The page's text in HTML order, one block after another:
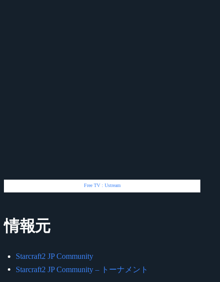
Free TV : Ustream
情報元
Starcraft2 JP Community
Starcraft2 JP Community – トーナメント